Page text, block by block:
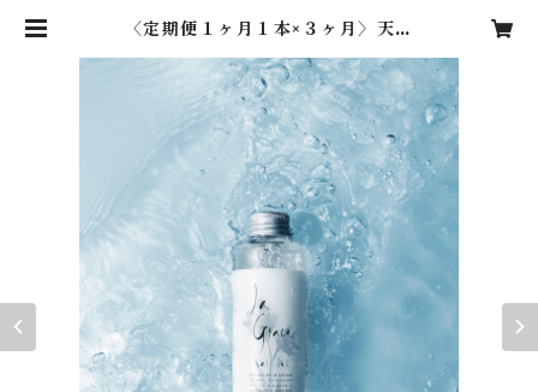
〈定期便１ヶ月１本×３ヶ月〉天然
（エビデンス取得済）150ml | 天然
炭酸化粧品《ラ・グレース》